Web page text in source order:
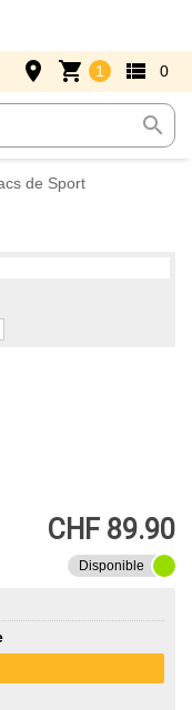
search
place shopping_cart 1 view_list 0
de Sport
CHF 89.90
Disponible